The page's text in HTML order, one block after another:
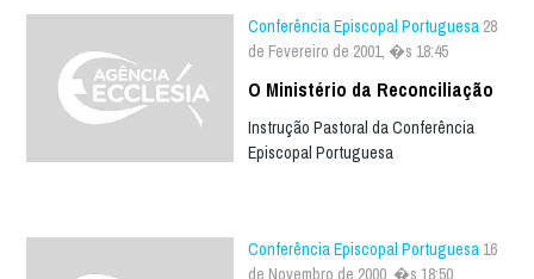
Conferência Episcopal Portuguesa 28
de Fevereiro de 2001, �s 18:45
O Ministério da Reconciliação
Instrução Pastoral da Conferência
Episcopal Portuguesa
Conferência Episcopal Portuguesa 16
de Novembro de 2000, �s 18:50